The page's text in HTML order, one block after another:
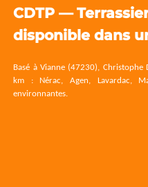
CDTP —
disponible dans
Basé à Vianne (47230), Christophe
km : Nérac, Agen, Lavardac,
environnantes.